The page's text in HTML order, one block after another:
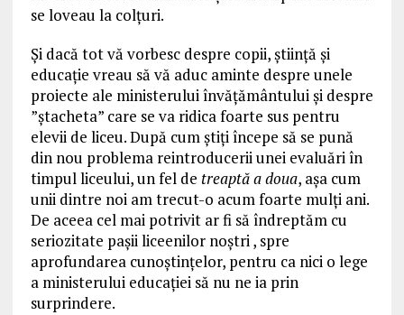
se loveau la colţuri.
Şi dacă tot vă vorbesc despre copii, ştiinţă şi
educaţie vreau să vă aduc aminte despre unele
proiecte ale ministerului învăţământului şi despre
”ştacheta” care se va ridica foarte sus pentru
elevii de liceu. După cum ştiţi începe să se pună
din nou problema reintroducerii unei evaluări în
timpul liceului, un fel de treaptă a doua, aşa cum
unii dintre noi am trecut-o acum foarte mulţi ani.
De aceea cel mai potrivit ar fi să îndreptăm cu
seriozitate paşii liceenilor noştri , spre
aprofundarea cunoştinţelor, pentru ca nici o lege
a ministerului educaţiei să nu ne ia prin
surprindere.